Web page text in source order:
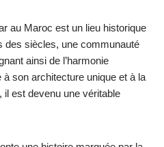
au Maroc est un lieu historique
des siècles, une communauté
ainsi de l’harmonie
son architecture unique et à la
est devenu une véritable